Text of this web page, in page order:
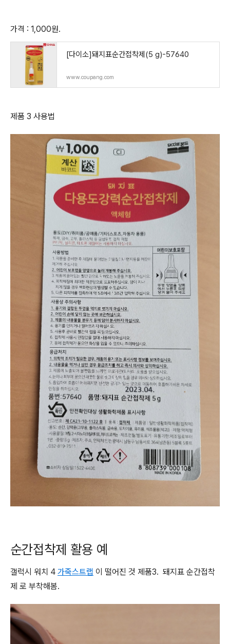
가격 : 1,000원.
[다이소]돼지표순간접착제(5 g)-57640
www.coupang.com
제품 3 사용법
순간접착제 활용 예
갤럭시 워치 4 가죽스트랩 이 떨어진 것 제품3. 돼지표 순간접착
제 로 부착해봄.